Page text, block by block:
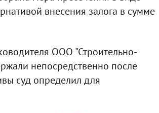
внесения залога в сумме
ООО "Строительно-
непосредственно после
суд определил для